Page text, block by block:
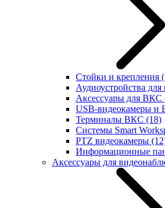
Стойки и крепления
Аудиоустройства
Аксессуары для ВКС
USB-видеокамеры и
Терминалы ВКС (18)
Системы Smart
PTZ видеокамеры
Информационные
Аксессуары для